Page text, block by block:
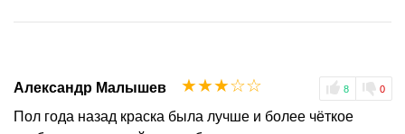
Александр Малышев 8 0
☆
☆
☆
☆
☆
Пол года назад краска была лучше и более чёткое